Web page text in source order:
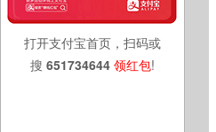
打开支付宝首页，扫码或
搜 651734644 领红包!